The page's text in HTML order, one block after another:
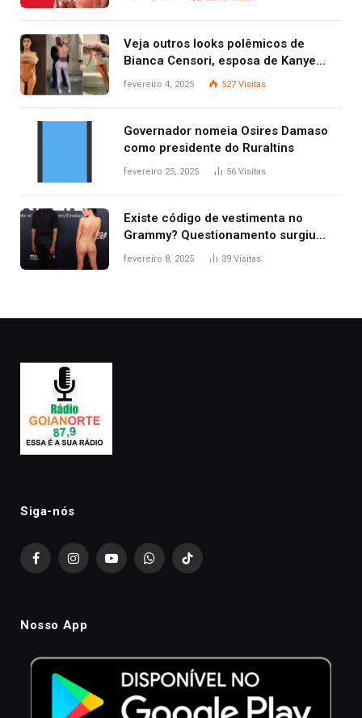
Veja outros looks polêmicos de
Bianca Censori, esposa de Kanye
West que apareceu nua no Grammy
fevereiro 4, 2025 527 Visitas
Governador nomeia Osires Damaso
como presidente do Ruraltins
fevereiro 25, 2025 56 Visitas
Existe código de vestimenta no
Grammy? Questionamento surgiu
após Bianca Censori, mulher de
fevereiro 8, 2025 39 Visitas
Siga-nós
FacebookInstagramYouTubeWhatsAppTikTok
Nosso App